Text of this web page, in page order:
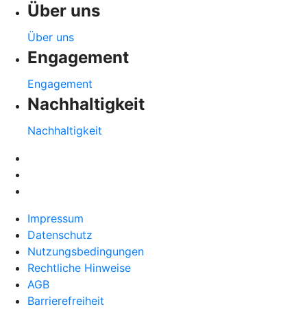
Über uns
Über uns
Engagement
Engagement
Nachhaltigkeit
Nachhaltigkeit
Impressum
Datenschutz
Nutzungsbedingungen
Rechtliche Hinweise
AGB
Barrierefreiheit